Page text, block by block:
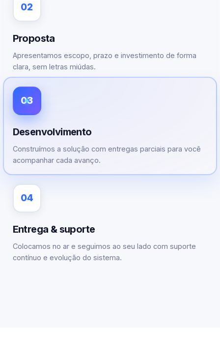
02
Proposta
Apresentamos escopo, prazo e investimento de forma
clara, sem letras miúdas.
03
Desenvolvimento
Construímos a solução com entregas parciais para você
acompanhar cada avanço.
04
Entrega & suporte
Colocamos no ar e seguimos ao seu lado com suporte
contínuo e evolução do sistema.